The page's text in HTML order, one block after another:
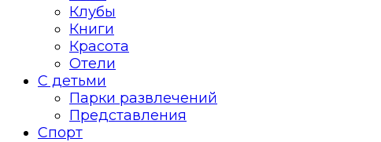
Клубы
Книги
Красота
Отели
С детьми
Парки развлечений
Представления
Спорт